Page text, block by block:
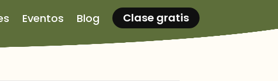
Eventos Blog Clase gratis